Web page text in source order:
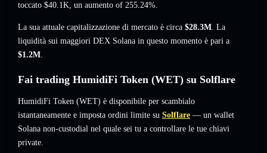
toccato $40.1K, un aumento of 255.24%.
La sua attuale capitalizzazione di mercato è circa $28.3M. La
liquidità sui maggiori DEX Solana in questo momento è pari a
$1.2M.
Fai trading HumidiFi Token (WET) su Solflare
HumidiFi Token (WET) è disponibile per scambialo
istantaneamente e imposta ordini limite su Solflare — un wallet
Solana non-custodial nel quale sei tu a controllare le tue chiavi
private.